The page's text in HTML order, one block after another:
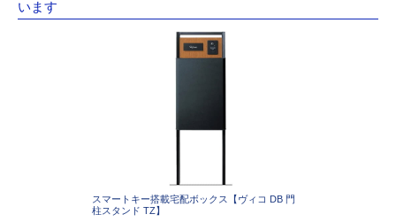
います
スマートキー搭載宅配ボックス【ヴィコ DB 門
柱スタンド TZ】